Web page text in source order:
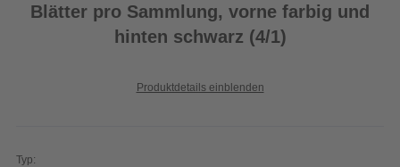
Blätter pro Sammlung, vorne farbig und
hinten schwarz (4/1)
Produktdetails einblenden
Typ: